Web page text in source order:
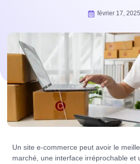
février 17, 2025
Un site e-commerce peut avoir le
marché, une interface irréprochable et